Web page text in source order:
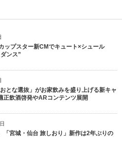
ップスター新CMでキュート×シュール
ンス”
おとな選抜」がお家飲みを盛り上げる新キャ
飲酒啓発やARコンテンツ展開
「宮城・仙台 旅しおり」新作は2年ぶりの